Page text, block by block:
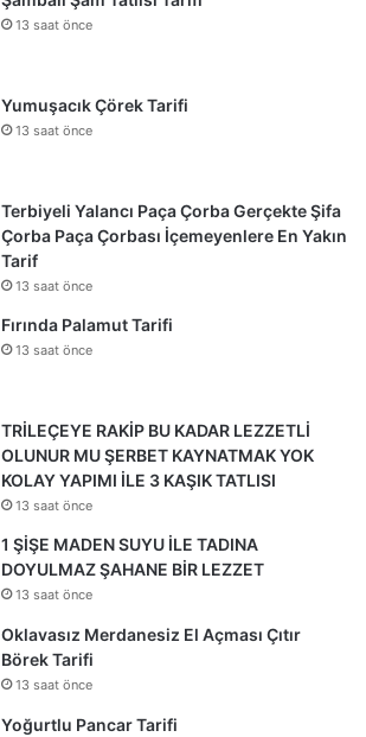
13 saat önce
Yumuşacık Çörek Tarifi
13 saat önce
Terbiyeli Yalancı Paça Çorba Gerçekte Şifa
Çorba Paça Çorbası İçemeyenlere En Yakın
Tarif
13 saat önce
Fırında Palamut Tarifi
13 saat önce
TRİLEÇEYE RAKİP BU KADAR LEZZETLİ
OLUNUR MU ŞERBET KAYNATMAK YOK
KOLAY YAPIMI İLE 3 KAŞIK TATLISI
13 saat önce
1 ŞİŞE MADEN SUYU İLE TADINA
DOYULMAZ ŞAHANE BİR LEZZET
13 saat önce
Oklavasız Merdanesiz El Açması Çıtır
Börek Tarifi
13 saat önce
Yoğurtlu Pancar Tarifi